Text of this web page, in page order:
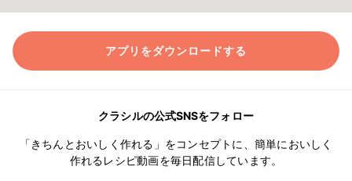
アプリをダウンロードする
クラシルの公式SNSをフォロー
「きちんとおいしく作れる」をコンセプトに、簡単においしく
作れるレシピ動画を毎日配信しています。